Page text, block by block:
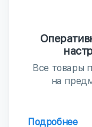
Все товары
на
Подробнее